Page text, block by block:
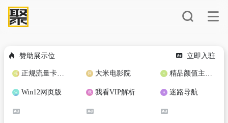
赞助展示位 立即入驻
正规流量卡免费加盟合作 大米电影院 精品颜值主播定制
Win12网页版 我看VIP解析 迷路导航